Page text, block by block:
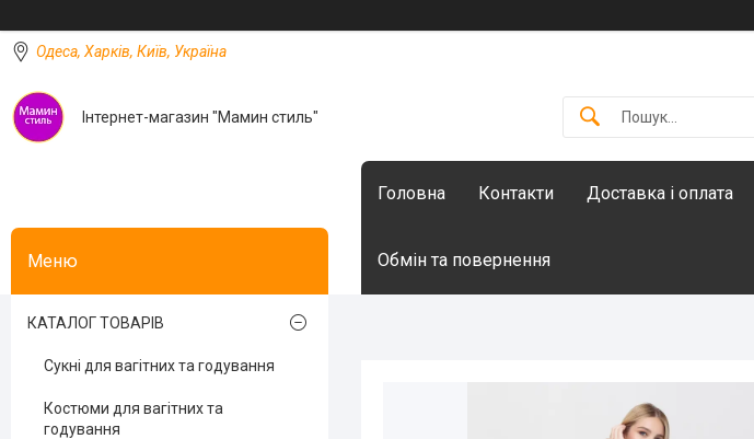
Одеса, Харків, Київ, Україна
Інтернет-магазин "Мамин стиль"
Головна Контакти Доставка і оплата
Обмін та повернення
КАТАЛОГ ТОВАРІВ
Сукні для вагітних та годування
Костюми для вагітних та
годування